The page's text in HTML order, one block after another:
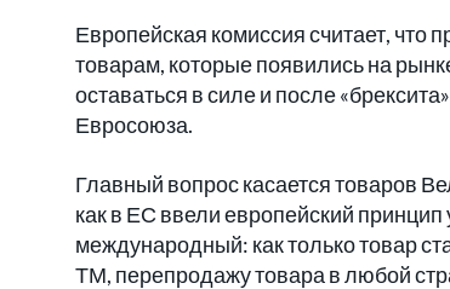
Европейская комиссия считает, что
товарам, которые появились на
оставаться в силе и после
Евросоюза.
Главный вопрос касается товаров
как в ЕС ввели европейский
международный: как только товар
ТМ, перепродажу товара в любой